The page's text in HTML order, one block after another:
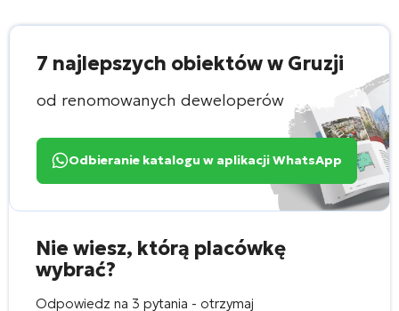
7 najlepszych obiektów w Gruzji
od renomowanych deweloperów
Odbieranie katalogu w aplikacji WhatsApp
Nie wiesz, którą placówkę
wybrać?
Odpowiedz na 3 pytania - otrzymaj